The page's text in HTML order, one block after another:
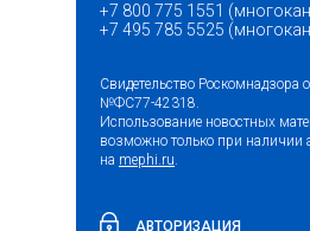
+7 800 775 1551
+7 495 785 5525
Свидетельство Роскомнадзора
№ФС77-42318.
Использование новостных
возможно только при наличии
на mephi.ru.
АВТОРИЗАЦИЯ